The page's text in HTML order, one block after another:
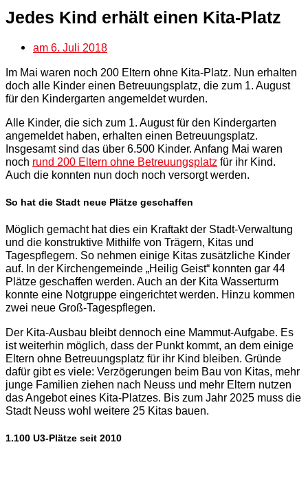
Jedes Kind erhält einen Kita-Platz
am 6. Juli 2018
Im Mai waren noch 200 Eltern ohne Kita-Platz. Nun erhalten
doch alle Kinder einen Betreuungsplatz, die zum 1. August
für den Kindergarten angemeldet wurden.
Alle Kinder, die sich zum 1. August für den Kindergarten
angemeldet haben, erhalten einen Betreuungsplatz.
Insgesamt sind das über 6.500 Kinder. Anfang Mai waren
noch rund 200 Eltern ohne Betreuungsplatz für ihr Kind.
Auch die konnten nun doch noch versorgt werden.
So hat die Stadt neue Plätze geschaffen
Möglich gemacht hat dies ein Kraftakt der Stadt-Verwaltung
und die konstruktive Mithilfe von Trägern, Kitas und
Tagespflegern. So nehmen einige Kitas zusätzliche Kinder
auf. In der Kirchengemeinde „Heilig Geist“ konnten gar 44
Plätze geschaffen werden. Auch an der Kita Wasserturm
konnte eine Notgruppe eingerichtet werden. Hinzu kommen
zwei neue Groß-Tagespflegen.
Der Kita-Ausbau bleibt dennoch eine Mammut-Aufgabe. Es
ist weiterhin möglich, dass der Punkt kommt, an dem einige
Eltern ohne Betreuungsplatz für ihr Kind bleiben. Gründe
dafür gibt es viele: Verzögerungen beim Bau von Kitas, mehr
junge Familien ziehen nach Neuss und mehr Eltern nutzen
das Angebot eines Kita-Platzes. Bis zum Jahr 2025 muss die
Stadt Neuss wohl weitere 25 Kitas bauen.
1.100 U3-Plätze seit 2010